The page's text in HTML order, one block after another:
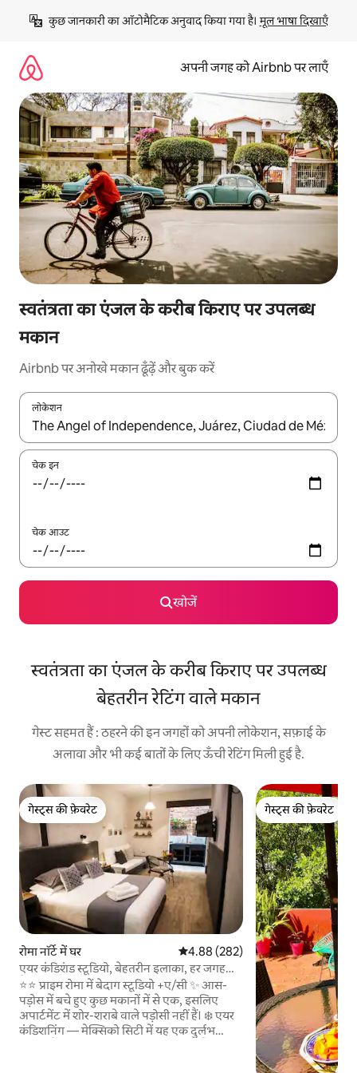
छोड़कर
कॉन्टेंट
कुछ जानकारी का ऑटोमैटिक अनुवाद किया गया है। मूल भाषा दिखाएँ
अपनी जगह को Airbnb पर लाएँ
स्वतंत्रता का एंजल के करीब किराए पर उपलब्ध
मकान
Airbnb पर अनोखे मकान ढूँढ़ें और बुक करें
लोकेशन
नतीजों के उपलब्ध होने पर, अप और डाउन 'ऐरो की' का इस्तेमाल करके नेविगेट
चेक इन
चेक आउट
खोजें
स्वतंत्रता का एंजल के करीब किराए पर उपलब्ध
बेहतरीन रेटिंग वाले मकान
गेस्ट सहमत हैं : ठहरने की इन जगहों को अपनी लोकेशन, सफ़ाई के
अलावा और भी कई बातों के लिए ऊँची रेटिंग मिली हुई है.
गेस्ट्स की फ़ेवरेट
गेस्ट्स की फ़ेवरेट
रोमा नॉर्टे में घर औसत रेटिंग 5 में से 4.88, 282 समीक्षाएँ
4.88 (282)
एयर कंडिशंड स्टूडियो, बेहतरीन इलाका, हर जगह
पैदल दूरी पर, G-लेवल
⭐⭐ प्राइम रोमा में बेदाग स्टूडियो +ए/सी ✨ आस-
पड़ोस में बचे हुए कुछ मकानों में से एक, इसलिए
अपार्टमेंट में शोर-शराबे वाले पड़ोसी नहीं हैं। ❄️ एयर
कंडिशनिंग — मेक्सिको सिटी में यह एक दुर्लभ
गेस्ट्स की फ़ेवरेट
गेस्ट्स की फ़ेवरेट